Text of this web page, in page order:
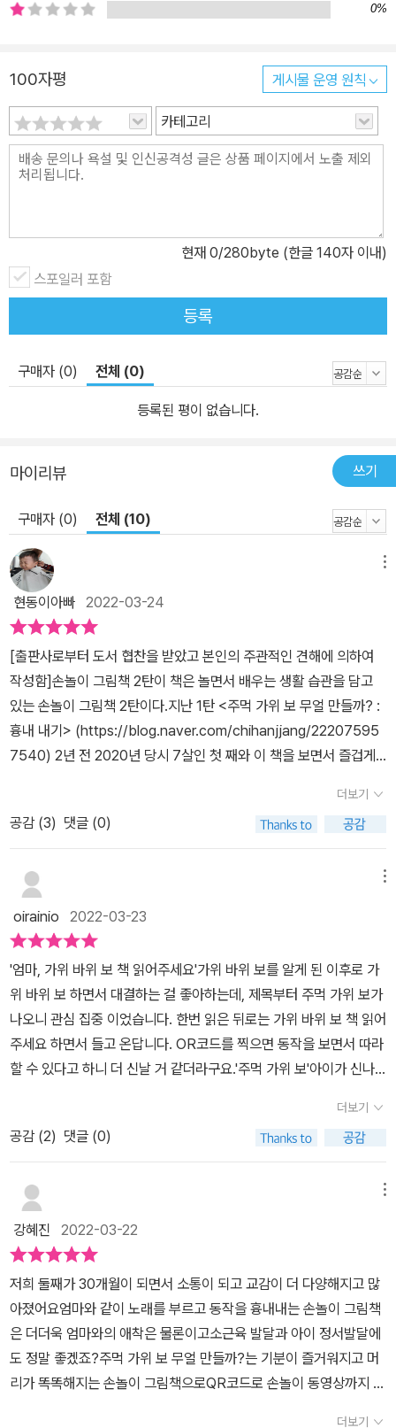
쉽게 따라 할 수 있도록 친절하게 알려 줍니다. 동영상 속 작가의 경쾌
한눈에 콕콕 들어오지요. 그림책으로 한 번, 동영상을 보면서 또 한 번
따라 해 보세요. 즐거움이 두 배가 될 거예요. 《주먹 가위 보 무얼 만
들까? : 생활 습관》은 이야기와 그림, 재미난 노래와 율동이 있는 종
합 선물 세트 같은 책입니다. 가정에서 엄마 아빠와 함께, 어린이집과
유치원에서 친구들과 함께 즐거운 손놀이를 해 보고 생활 습관도 익
만 발랄하고 깜찍한 캐릭터들이 있어 더 사랑스러운 느낌을 줍니다.
우리 아이들처럼 귀여운 주인공 아이가 춤출 때마다 덩달아 따라 하
는 강아지와 고양이를 보면 절로 미소가 지어지지요. 또한 표지와 본
문에는 QR코드가 있어 스마트폰이나 태블릿으로 찍으면 작가의 목
소리와 율동이 담긴 영상을 볼 수 있도록 구성했습니다. 7개의 QR코
드를 찍으면 준비 동작부터 본문에 나온 동작들을 모두 볼 수 있지요.
동화 구연가이자 손놀이 전문가로 현장에서 활발히 활동 중인 유애순
작가는 아이들이 손동작을 쉽게 따라 할 수 있도록 친절하게 알려 줍
노랫말이 귀에 쏙쏙, 동작이 한눈에 콕콕 들어오지요. 그림책으로 한
번, 동영상을 보면서 또 한 번 따라 해 보세요. 즐거움이 두 배가 될 거
예요. 《주먹 가위 보 무얼 만들까? : 생활 습관》은 이야기와 그림, 재
미난 노래와 율동이 있는 종합 선물 세트 같은 책입니다. 가정에서 엄
마 아빠와 함께, 어린이집과 유치원에서 친구들과 함께 즐거운 손놀
이를 해 보고 생활 습관도 익혀 보세요.
0%
100자평 게시물 운영 원칙
카테고리
현재 0/280byte (한글 140자 이내)
스포일러 포함
등록
구매자 (0) 전체 (0)
등록된 평이 없습니다.
마이리뷰 쓰기
구매자 (0) 전체 (10)
현동이아빠 2022-03-24
[출판사로부터 도서 협찬을 받았고 본인의 주관적인 견해에 의하여
작성함]손놀이 그림책 2탄이 책은 놀면서 배우는 생활 습관을 담고
있는 손놀이 그림책 2탄이다.지난 1탄 <주먹 가위 보 무얼 만들까? :
흉내 내기> (https://blog.naver.com/chihanjjang/22207595
7540) 2년 전 2020년 당시 7살인 첫 째와 이 책을 보면서 즐겁게
물, 사물에 관한 흉내라면 이번 2탄은 일상 생활 습관을 담고 있다.♬
주먹 가위 보~ 주먹 가위 보~ 왼손은 보자기 오른손도 보자기 배꼽
손 되었네! 배꼽 손 되었네!♬ ♪주먹 가위 보~ 주먹 가위 보~ 왼손은
가위 오른손도 보자기 접시 되었네! 포크 되었네!♪각각 페이지 마다
맨 오른쪽 아래에 있는 QR코드를 통해 유튜브 영상을 보며 같이 따
라 부를 수 있다. 그렇기에 노래를 어떻게 부르는 지 모르거나 율동을
어떻게 해야하는 지 모르겠다면 QR코드의 힘을 빌릴 수 있다. 이젠
9살이 된 아들에게 2년 전과 같이 노래를 같이 부르면서 책 속에 나
온 다양한 동작을 같이 해봤다. 그 모습을 지켜보던 3살은 동생도 즐
거워하며 따라한다. 온 가족이 책 하나로 재밌는 풍경을 만들 수 있
다. 미취학 아동에게 생활 습관에 대해 말하는 다양한 책이 있지만 이
책은 손놀이를 통해 더 쉽고 명료하게 인식할 수 있을 듯 하다. 아이는
노래에 맞춰 다양한 동작을 외우고 익힐 수 있을 듯 하다. 책 속에는
배꼽 손, 접시&포크를 비롯해 씩씩한 손, 세수하는 손, 문, 안아 주는
더보기
공감 (3) 댓글 (0)
oirainio 2022-03-23
'엄마, 가위 바위 보 책 읽어주세요'가위 바위 보를 알게 된 이후로 가
위 바위 보 하면서 대결하는 걸 좋아하는데, 제목부터 주먹 가위 보가
나오니 관심 집중 이었습니다. 한번 읽은 뒤로는 가위 바위 보 책 읽어
주세요 하면서 들고 온답니다. OR코드를 찍으면 동작을 보면서 따라
할 수 있다고 하니 더 신날 거 같더라구요.'주먹 가위 보'아이가 신나
어요. 덕분에 자연스럽게 왼손 오른손도 익히게 되더라구요. 두 손을
보자기로 만들고 배꼽손을 한 후에 안녕하세요. 하고 인사해 봅니다.
책 속에서 강아지도 고양이도 꽃님도 인사하니 동생도 인사해야 한다
고 하더라구요.아이가 가장 좋아하는 동작은 바로 접시와 포크더라구
손은 가위, 오른손은 보자기를 만들고 포크로 콕콕 찍어서 맛나게 먹
는 모습을 따라해 주면 되죠. 간단하면서도 재미있는 동작으로 아이
들이 따라 하기도 쉽고 생활습관도 익힐 수 있는 일석이조의 책인거
같아요. 그리고는 두 손을 모두 주먹을 쥐고 씩씩이가 되어 보기도 하
고요. '넘어져도 울지 않아야 해~'라고 스스로 배우기도 하였답니다.
또, 두 손을 보자기로 만들어 세수하는 모습도 따라해 보고요. 왼손은
보자기, 오른손은 주먹을 만들어 똑똑똑 문을 두드리는 손을 만들어
요. 미미네 집으로 찾아가서 똑똑똑 문을 두드리는 그림을 보고 노크
더보기
공감 (2) 댓글 (0)
강혜진 2022-03-22
저희 둘째가 30개월이 되면서 소통이 되고 교감이 더 다양해지고 많
아졌어요엄마와 같이 노래를 부르고 동작을 흉내내는 손놀이 그림책
은 더더욱 엄마와의 애착은 물론이고소근육 발달과 아이 정서발달에
도 정말 좋겠죠?주먹 가위 보 무얼 만들까?는 기분이 즐거워지고 머
리가 똑똑해지는 손놀이 그림책으로QR코드로 손놀이 동영상까지 있
더보기